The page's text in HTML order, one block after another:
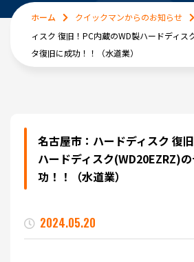
ホーム クイックマンからのお知らせ
ィスク 復旧！PC内蔵のWD製ハードディス
タ復旧に成功！！（水道業）
名古屋市：ハードディスク 復
ハードディスク(WD20EZRZ)
功！！（水道業）
2024.05.20